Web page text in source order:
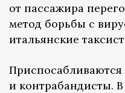
от пассажира
метод борьбы с
итальянские
и контрабандисты.